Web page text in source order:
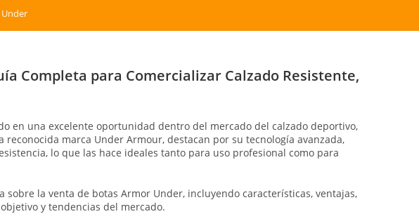
Completa para Comercializar Calzado Resistente,
en una excelente oportunidad dentro del mercado del calzado deportivo,
reconocida marca Under Armour, destacan por su tecnología avanzada,
lo que las hace ideales tanto para uso profesional como para
la venta de botas Armor Under, incluyendo características, ventajas,
y tendencias del mercado.